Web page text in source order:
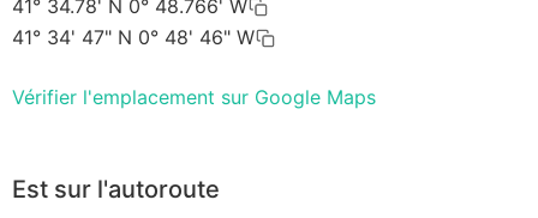
41° 34.78' N 0° 48.766' W
41° 34' 47" N 0° 48' 46" W
Vérifier l'emplacement sur Google Maps
Est sur l'autoroute